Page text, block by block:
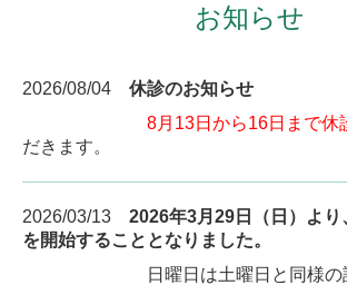
お知らせ
2026/08/04 休診のお知らせ
8月13日から16日まで休
だきます。
2026/03/13 2026年3月29日（日）より
を開始することとなりました。
日曜日は土曜日と同様